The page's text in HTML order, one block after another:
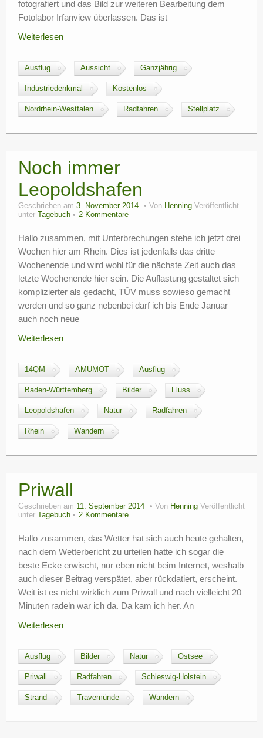
fotografiert und das Bild zur weiteren Bearbeitung dem
Fotolabor Irfanview überlassen. Das ist
Weiterlesen
Ausflug Aussicht Ganzjährig
Industriedenkmal Kostenlos
Nordrhein-Westfalen Radfahren Stellplatz
Noch immer
Leopoldshafen
Geschrieben am 3. November 2014 Von Henning Veröffentlicht
unter
Tagebuch 2 Kommentare
Hallo zusammen, mit Unterbrechungen stehe ich jetzt drei
Wochen hier am Rhein. Dies ist jedenfalls das dritte
Wochenende und wird wohl für die nächste Zeit auch das
letzte Wochenende hier sein. Die Auflastung gestaltet sich
komplizierter als gedacht, TÜV muss sowieso gemacht
werden und so ganz nebenbei darf ich bis Ende Januar
auch noch neue
Weiterlesen
14QM AMUMOT Ausflug
Baden-Württemberg Bilder Fluss
Leopoldshafen Natur Radfahren
Rhein Wandern
Priwall
Geschrieben am 11. September 2014 Von Henning Veröffentlicht
unter
Tagebuch 2 Kommentare
Hallo zusammen, das Wetter hat sich auch heute gehalten,
nach dem Wetterbericht zu urteilen hatte ich sogar die
beste Ecke erwischt, nur eben nicht beim Internet, weshalb
auch dieser Beitrag verspätet, aber rückdatiert, erscheint.
Weit ist es nicht wirklich zum Priwall und nach vielleicht 20
Minuten radeln war ich da. Da kam ich her. An
Weiterlesen
Ausflug Bilder Natur Ostsee
Priwall Radfahren Schleswig-Holstein
Strand Travemünde Wandern